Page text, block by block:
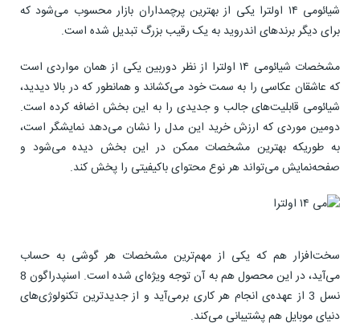
شیائومی ۱۴ اولترا یکی از بهترین پرچمداران بازار محسوب می‌شود که
برای دیگر برندهای اندروید به یک رقیب بزرگ تبدیل شده است.
مشخصات شیائومی ۱۴ اولترا از نظر دوربین یکی از همان مواردی است
که عاشقان عکاسی را به سمت خود می‌کشاند و همانطور که در بالا دیدید،
شیائومی قابلیت‌های جالب و جدیدی را به این بخش اضافه کرده است.
دومین موردی که ارزش خرید این مدل را نشان می‌دهد نمایشگر است،
به طوریکه بهترین مشخصات ممکن در این بخش دیده می‌شود و
صفحه‌نمایش می‌تواند هر نوع محتوای باکیفیتی را پخش کند.
سخت‌افزار هم که یکی از مهم‌ترین مشخصات هر گوشی به حساب
می‌آید، در این محصول هم به آن توجه ویژه‌ای شده است. اسنپدراگون 8
نسل 3 از عهده‌ی انجام هر کاری برمی‌آید و از جدیدترین تکنولوژی‌های
دنیای موبایل هم پشتیبانی می‌کند.